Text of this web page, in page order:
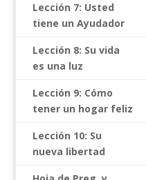
Lección 7: Usted
tiene un Ayudador
Lección 8: Su vida
es una luz
Lección 9: Cómo
tener un hogar feliz
Lección 10: Su
nueva libertad